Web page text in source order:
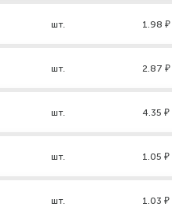
шт. 1.98 ₽
шт. 2.87 ₽
шт. 4.35 ₽
шт. 1.05 ₽
шт. 1.03 ₽